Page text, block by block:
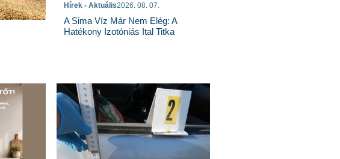
Hírek - Aktuális2026. 08. 07.
A Sima Víz Már Nem Elég: A
Hatékony Izotóniás Ital Titka